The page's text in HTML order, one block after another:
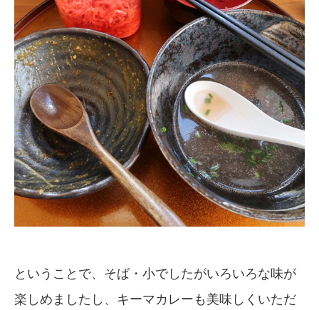
ということで、そば・小でしたがいろいろな味が
楽しめましたし、キーマカレーも美味しくいただ